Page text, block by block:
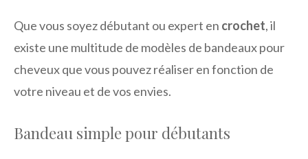
Que vous soyez débutant ou expert en crochet, il
existe une multitude de modèles de bandeaux pour
cheveux que vous pouvez réaliser en fonction de
votre niveau et de vos envies.
Bandeau simple pour débutants